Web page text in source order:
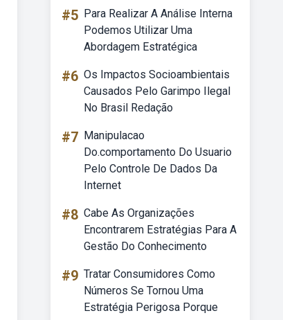
#5 Para Realizar A Análise Interna
Podemos Utilizar Uma
Abordagem Estratégica
#6 Os Impactos Socioambientais
Causados Pelo Garimpo Ilegal
No Brasil Redação
#7 Manipulacao
Do.comportamento Do Usuario
Pelo Controle De Dados Da
Internet
#8 Cabe As Organizações
Encontrarem Estratégias Para A
Gestão Do Conhecimento
#9 Tratar Consumidores Como
Números Se Tornou Uma
Estratégia Perigosa Porque